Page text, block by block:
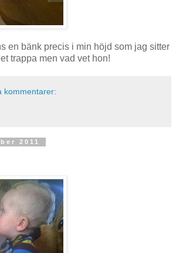
en bänk precis i min höjd som jag sitter
trappa men vad vet hon!
kommentarer:
2011